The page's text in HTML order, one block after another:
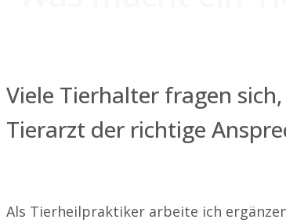
Viele Tierhalter fragen
Tierarzt der richtige
Als Tierheilpraktiker arbeite ich